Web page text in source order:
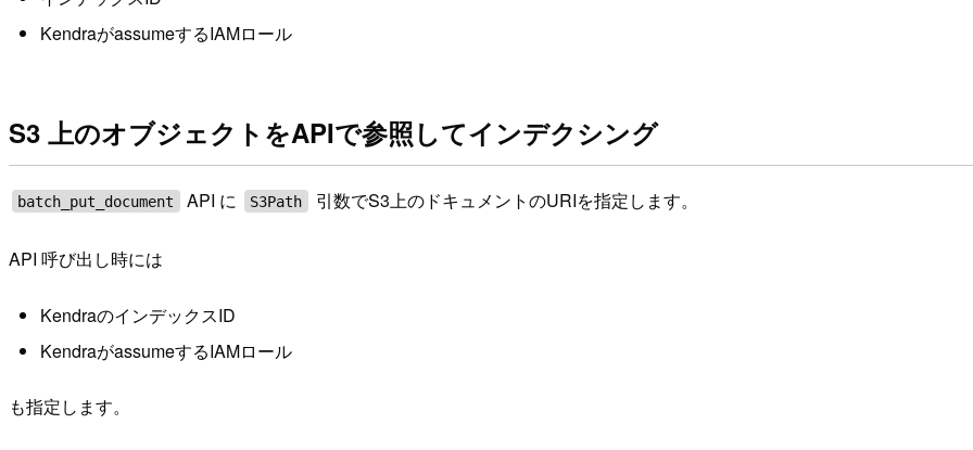
KendraがassumeするIAMロール
S3 上のオブジェクトをAPIで参照してインデクシング
batch_put_document API に S3Path 引数でS3上のドキュメントのURIを指定します。
API 呼び出し時には
KendraのインデックスID
KendraがassumeするIAMロール
も指定します。